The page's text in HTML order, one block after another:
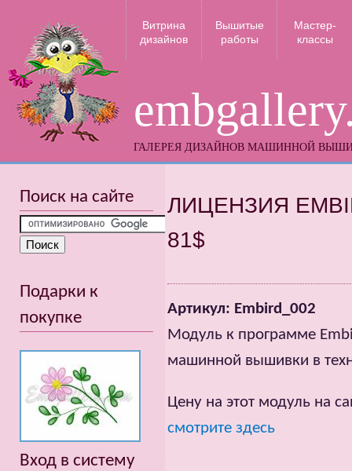
ГАЛЕРЕЯ ДИЗАЙНОВ МАШИННОЙ
Витрина
дизайнов
Вышитые
работы
Мастер-
классы
ЛИЦЕНЗИЯ
81$
Артикул: Embird_002
Модуль к программе
машинной вышивки в
Цену на этот модуль на
смотрите здесь
Поиск на сайте
Подарки к
покупке
Вход в систему